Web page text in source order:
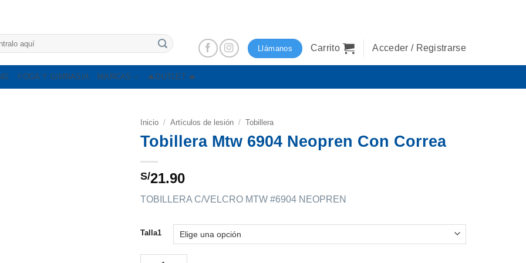
Llámanos Carrito Acceder / Registrarse
YOGA Y GIMNASIA MARCAS 🔥OUTLET 🔥
Inicio / Artículos de lesión / Tobillera
Tobillera Mtw 6904 Neopren Con Correa
S/21.90
TOBILLERA C/VELCRO MTW #6904 NEOPREN
Talla1
Tobillera Mtw 6904 Neopren Con Correa cantidad